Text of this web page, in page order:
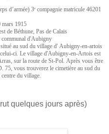
d’armée) 3e compagnie matricule 46201
mars 1915
de Béthune, Pas de Calais
communal d'Aubigny
au sud du village d' Aubigny-en-artois
ci. Le village d'Aubigny-en-Artois est
sur la route de St-Pol. Après vous être
75, vous trouverez le cimetière au sud du
du village.
quelques jours après)